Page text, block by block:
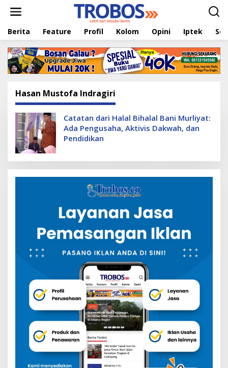
t
Berita Feature Profil Kolom Opini Iptek
Hasan Mustofa Indragiri
Catatan dari Halal Bihalal Bani Murliyat:
Ada Pengusaha, Aktivis Dakwah, dan
Pendidikan